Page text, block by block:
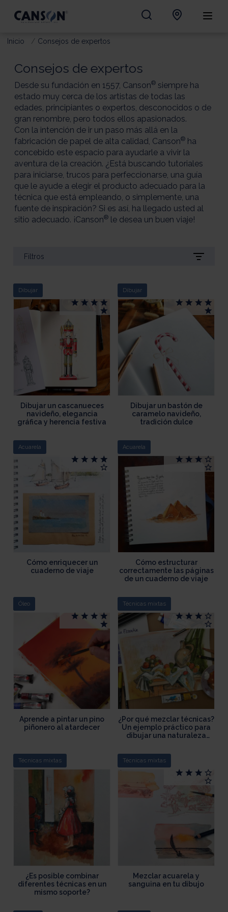
Inicio Consejos de expertos
Consejos de expertos
Desde su fundación en 1557, Canson® siempre ha
estado muy cerca de los artistas de todas las
edades, principiantes o expertos, desconocidos o de
gran renombre, pero todos ellos apasionados.
Con la intención de ir un paso más allá en la
fabricación de papel de alta calidad, Canson® ha
concebido este espacio para ayudarle a vivir la
aventura de la creación. ¿Está buscando tutoriales
para iniciarse, trucos para perfeccionarse, una guía
que le ayude a elegir el producto adecuado para la
técnica que está empleando, o simplemente, una
fuente de inspiración? Si es así, ha llegado usted al
sitio adecuado. ¡Canson® le desea un buen viaje!
Filtros
Dibujar
Dibujar un cascanueces
navideño, elegancia
gráfica y herencia festiva
Dibujar
Dibujar un bastón de
caramelo navideño,
tradición dulce
Acuarela
Cómo enriquecer un
cuaderno de viaje
Acuarela
Cómo estructurar
correctamente las páginas
de un cuaderno de viaje
Óleo
Aprende a pintar un pino
piñonero al atardecer
Técnicas mixtas
¿Por qué mezclar técnicas?
Un ejemplo práctico para
dibujar una naturaleza
Técnicas mixtas
¿Es posible combinar
diferentes técnicas en un
mismo soporte?
Técnicas mixtas
Mezclar acuarela y
sanguina en tu dibujo